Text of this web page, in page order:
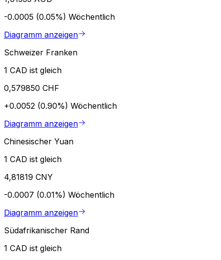
-0.0005 (0.05%) Wöchentlich
Diagramm anzeigen
Schweizer Franken
1 CAD ist gleich
0,579850 CHF
+0.0052 (0.90%) Wöchentlich
Diagramm anzeigen
Chinesischer Yuan
1 CAD ist gleich
4,81819 CNY
-0.0007 (0.01%) Wöchentlich
Diagramm anzeigen
Südafrikanischer Rand
1 CAD ist gleich